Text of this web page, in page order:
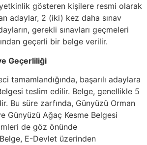
gösteren kişilere resmi olarak
adaylar, 2 (iki) kez daha sınav
gerekli sınavları geçmeleri
geçerli bir belge verilir.
Geçerliliği
tamamlandığında, başarılı adaylara
teslim edilir. Belge, genellikle 5
Bu süre zarfında, Günyüzü Orman
Günyüzü Ağaç Kesme Belgesi
de göz önünde
E-Devlet üzerinden